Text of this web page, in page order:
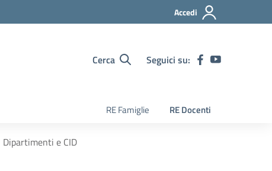
Accedi
Cerca Seguici su:
RE Famiglie RE Docenti
Dipartimenti e CID